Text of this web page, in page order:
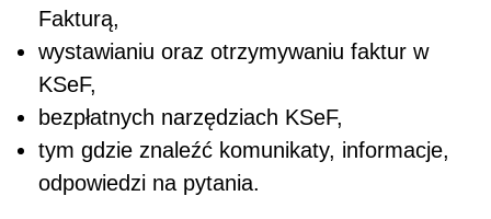
Fakturą,
wystawianiu oraz otrzymywaniu faktur w
KSeF,
bezpłatnych narzędziach KSeF,
tym gdzie znaleźć komunikaty, informacje,
odpowiedzi na pytania.